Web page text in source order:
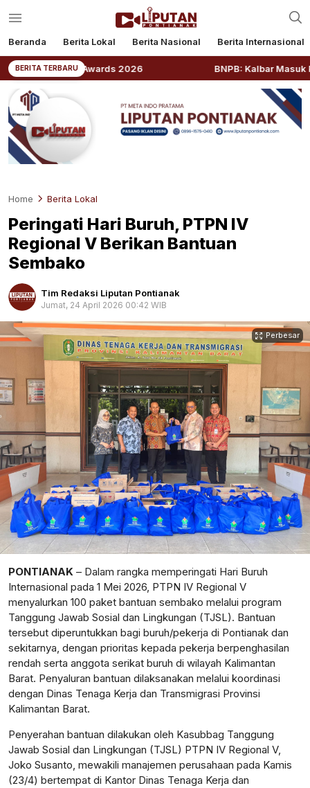
Beranda Berita Lokal Berita Nasional Berita Internasional
BERITA TERBARU
Awards 2026 BNPB: Kalbar Masuk Prioritas
Home Berita Lokal
Peringati Hari Buruh, PTPN IV
Regional V Berikan Bantuan
Sembako
Tim Redaksi Liputan Pontianak
Jumat, 24 April 2026 00:42 WIB
Perbesar
PONTIANAK – Dalam rangka memperingati Hari Buruh
Internasional pada 1 Mei 2026, PTPN IV Regional V
menyalurkan 100 paket bantuan sembako melalui program
Tanggung Jawab Sosial dan Lingkungan (TJSL). Bantuan
tersebut diperuntukkan bagi buruh/pekerja di Pontianak dan
sekitarnya, dengan prioritas kepada pekerja berpenghasilan
rendah serta anggota serikat buruh di wilayah Kalimantan
Barat. Penyaluran bantuan dilaksanakan melalui koordinasi
dengan Dinas Tenaga Kerja dan Transmigrasi Provinsi
Kalimantan Barat.
Penyerahan bantuan dilakukan oleh Kasubbag Tanggung
Jawab Sosial dan Lingkungan (TJSL) PTPN IV Regional V,
Joko Susanto, mewakili manajemen perusahaan pada Kamis
(23/4) bertempat di Kantor Dinas Tenaga Kerja dan